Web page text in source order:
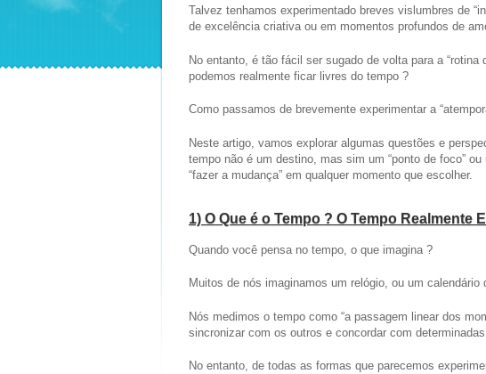
Talvez tenhamos experimentado breves vislumbres de
de excelência criativa ou em momentos profundos de
No entanto, é tão fácil ser sugado de volta para a
podemos realmente ficar livres do tempo ?
Como passamos de brevemente experimentar a
Neste artigo, vamos explorar algumas questões e
tempo não é um destino, mas sim um “ponto de foco”
“fazer a mudança” em qualquer momento que escolher.
1) O Que é o Tempo ? O Tempo Realmente
Quando você pensa no tempo, o que imagina ?
Muitos de nós imaginamos um relógio, ou um calendário
Nós medimos o tempo como “a passagem linear dos
sincronizar com os outros e concordar com
No entanto, de todas as formas que parecemos